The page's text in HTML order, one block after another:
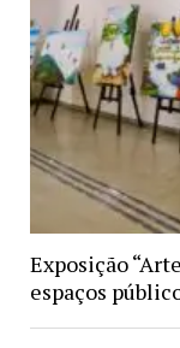
Exposição
espaços